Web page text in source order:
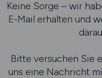
Keine Sorge – wir
E-Mail erhalten und
Bitte versuchen Sie
uns eine Nachricht